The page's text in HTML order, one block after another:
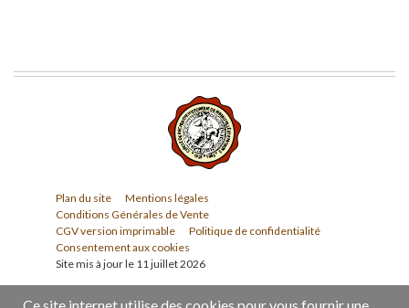
Plan du site
Mentions légales
Conditions Générales de Vente
CGV version imprimable
Politique de confidentialité
Consentement aux cookies
Site mis à jour le 11 juillet 2026